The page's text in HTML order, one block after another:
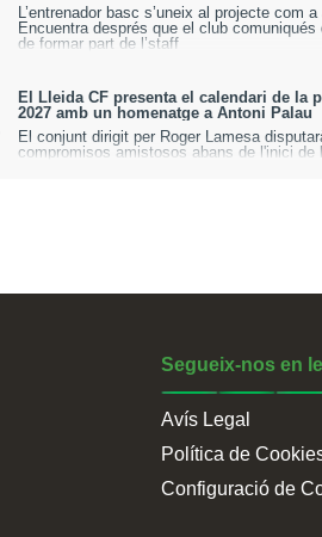
L’entrenador basc s’uneix al projecte com
Encuentra després que el club
de formar part de l’staff
El Lleida CF presenta el calendari de la
2027 amb un homenatge a Antoni Palau
El conjunt dirigit per Roger Lamesa
compromisos amistosos abans de l'inici de
Segueix-nos en
Avís Legal
Política de
Configuració de